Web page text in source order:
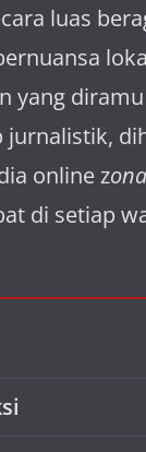
luas
yang
jurnalistik,
online z
di setiap